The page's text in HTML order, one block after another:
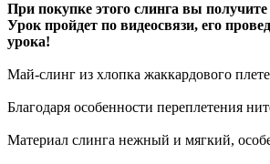
При покупке этого слинга вы
Урок пройдет по видеосвязи, его
урока!
Май-слинг из хлопка жаккардового
Благодаря особенности переплетения
Материал слинга нежный и мягкий,